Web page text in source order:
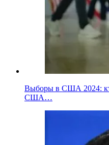
Выборы в США 2024:
США…